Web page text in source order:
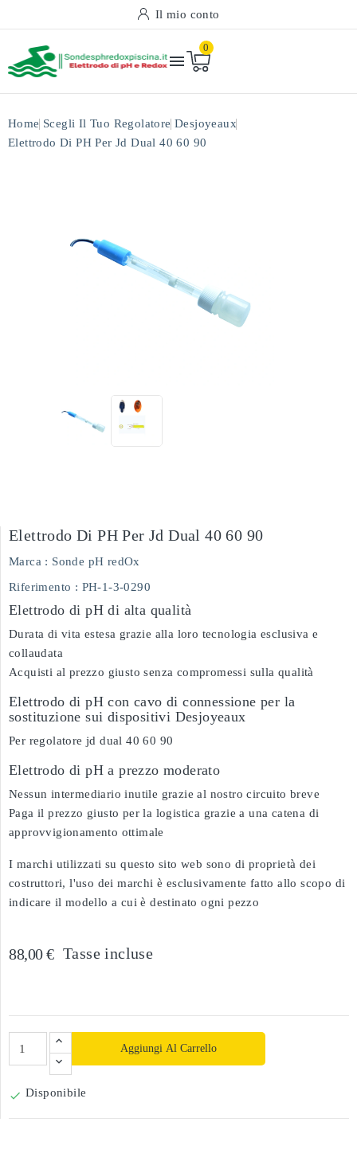
Il mio conto

0
Home Scegli Il Tuo Regolatore Desjoyeaux
Elettrodo Di PH Per Jd Dual 40 60 90
Elettrodo Di PH Per Jd Dual 40 60 90
Marca : Sonde pH redOx
Riferimento : PH-1-3-0290
Elettrodo di pH di alta qualità
Durata di vita estesa grazie alla loro tecnologia esclusiva e
collaudata
Acquisti al prezzo giusto senza compromessi sulla qualità
Elettrodo di pH con cavo di connessione per la
sostituzione sui dispositivi Desjoyeaux
Per regolatore jd dual 40 60 90
Elettrodo di pH a prezzo moderato
Nessun intermediario inutile grazie al nostro circuito breve
Paga il prezzo giusto per la logistica grazie a una catena di
approvvigionamento ottimale
I marchi utilizzati su questo sito web sono di proprietà dei
costruttori, l'uso dei marchi è esclusivamente fatto allo scopo di
indicare il modello a cui è destinato ogni pezzo
88,00 € Tasse incluse
Aggiungi Al Carrello
 Disponibile